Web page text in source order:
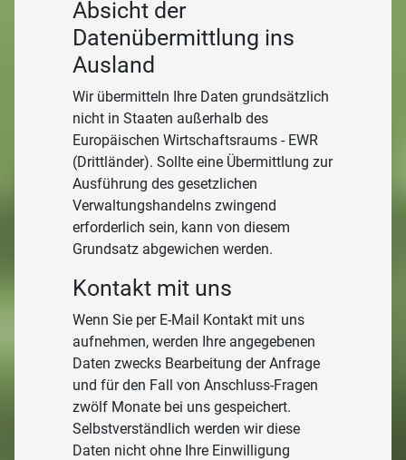
Absicht der
Datenübermittlung ins
Ausland
Wir übermitteln Ihre Daten grundsätzlich
nicht in Staaten außerhalb des
Europäischen Wirtschaftsraums - EWR
(Drittländer). Sollte eine Übermittlung zur
Ausführung des gesetzlichen
Verwaltungshandelns zwingend
erforderlich sein, kann von diesem
Grundsatz abgewichen werden.
Kontakt mit uns
Wenn Sie per E-Mail Kontakt mit uns
aufnehmen, werden Ihre angegebenen
Daten zwecks Bearbeitung der Anfrage
und für den Fall von Anschluss-Fragen
zwölf Monate bei uns gespeichert.
Selbstverständlich werden wir diese
Daten nicht ohne Ihre Einwilligung